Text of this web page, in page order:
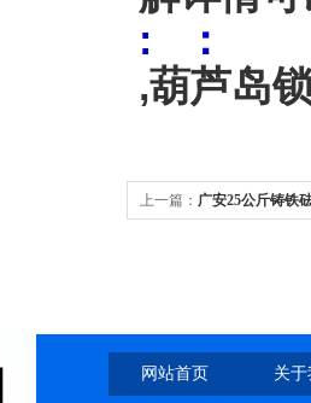
: ：
,葫芦岛
上一篇： 广安25公斤铸铁
网站首页 关